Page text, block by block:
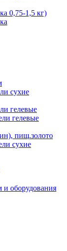
0,75-1,5 кг)
сухие
гелевые
гелевые
пищ.золото
сухие
и оборудования